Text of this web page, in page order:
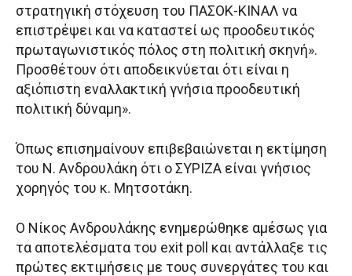
στρατηγική στόχευση του ΠΑΣΟΚ-ΚΙΝΑΛ να
επιστρέψει και να καταστεί ως προοδευτικός
πρωταγωνιστικός πόλος στη πολιτική σκηνή».
Προσθέτουν ότι αποδεικνύεται ότι είναι η
αξιόπιστη εναλλακτική γνήσια προοδευτική
πολιτική δύναμη».
Όπως επισημαίνουν επιβεβαιώνεται η εκτίμηση
του Ν. Ανδρουλάκη ότι ο ΣΥΡΙΖΑ είναι γνήσιος
χορηγός του κ. Μητσοτάκη.
Ο Νίκος Ανδρουλάκης ενημερώθηκε αμέσως για
τα αποτελέσματα του exit poll και αντάλλαξε τις
πρώτες εκτιμήσεις με τους συνεργάτες του και